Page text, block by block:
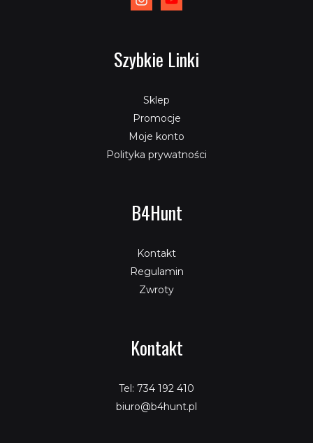
Szybkie Linki
Sklep
Promocje
Moje konto
Polityka prywatności
B4Hunt
Kontakt
Regulamin
Zwroty
Kontakt
Tel: 734 192 410
biuro@b4hunt.pl